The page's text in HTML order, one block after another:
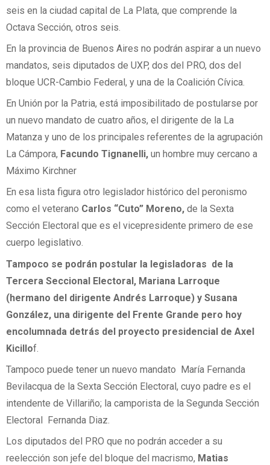
seis en la ciudad capital de La Plata, que comprende la
Octava Sección, otros seis.
En la provincia de Buenos Aires no podrán aspirar a un nuevo
mandatos, seis diputados de UXP, dos del PRO, dos del
bloque UCR-Cambio Federal, y una de la Coalición Cívica.
En Unión por la Patria, está imposibilitado de postularse por
un nuevo mandato de cuatro años, el dirigente de la La
Matanza y uno de los principales referentes de la agrupación
La Cámpora, Facundo Tignanelli, un hombre muy cercano a
Máximo Kirchner
En esa lista figura otro legislador histórico del peronismo
como el veterano Carlos “Cuto” Moreno, de la Sexta
Sección Electoral que es el vicepresidente primero de ese
cuerpo legislativo.
Tampoco se podrán postular la legisladoras de la
Tercera Seccional Electoral, Mariana Larroque
(hermano del dirigente Andrés Larroque) y Susana
González, una dirigente del Frente Grande pero hoy
encolumnada detrás del proyecto presidencial de Axel
Kicillof.
Tampoco puede tener un nuevo mandato María Fernanda
Bevilacqua de la Sexta Sección Electoral, cuyo padre es el
intendente de Villariño; la camporista de la Segunda Sección
Electoral Fernanda Diaz.
Los diputados del PRO que no podrán acceder a su
reelección son jefe del bloque del macrismo, Matias